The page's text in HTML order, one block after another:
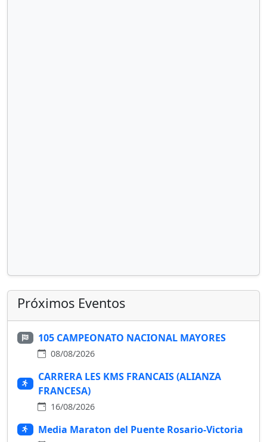
Próximos Eventos
105 CAMPEONATO NACIONAL MAYORES
08/08/2026
CARRERA LES KMS FRANCAIS (ALIANZA
FRANCESA)
16/08/2026
Media Maraton del Puente Rosario-Victoria